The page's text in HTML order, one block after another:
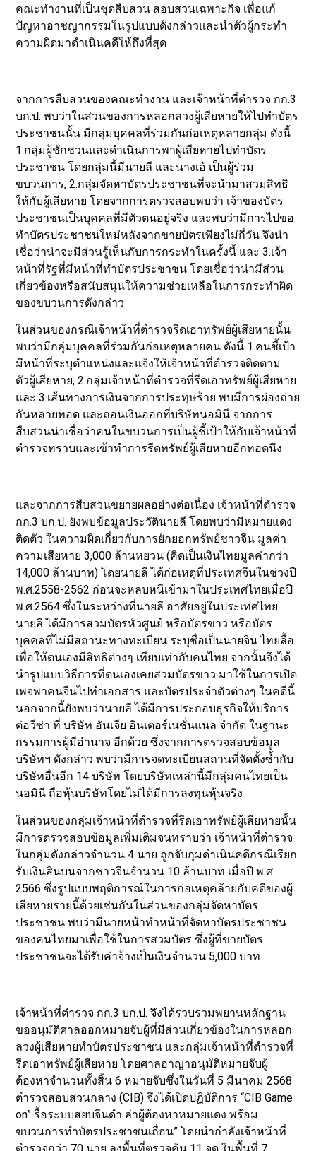
คณะทำงานที่เป็นชุดสืบสวน สอบสวนเฉพาะกิจ เพื่อแก้
ปัญหาอาชญากรรมในรูปแบบดังกล่าวและนำตัวผู้กระทำ
ความผิดมาดำเนินคดีให้ถึงที่สุด
จากการสืบสวนของคณะทำงาน และเจ้าหน้าที่ตำรวจ กก.3
บก.ป. พบว่าในส่วนของการหลอกลวงผู้เสียหายให้ไปทำบัตร
ประชาชนนั้น มีกลุ่มบุคคลที่ร่วมกันก่อเหตุหลายกลุ่ม ดังนี้
1.กลุ่มผู้ชักชวนและดำเนินการพาผู้เสียหายไปทำบัตร
ประชาชน โดยกลุ่มนี้มีนายลี และนางเอ้ เป็นผู้ร่วม
ขบวนการ, 2.กลุ่มจัดหาบัตรประชาชนที่จะนำมาสวมสิทธิ
ให้กับผู้เสียหาย โดยจากการตรวจสอบพบว่า เจ้าของบัตร
ประชาชนเป็นบุคคลที่มีตัวตนอยู่จริง และพบว่ามีการไปขอ
ทำบัตรประชาชนใหม่หลังจากขายบัตรเพียงไม่กี่วัน จึงน่า
เชื่อว่าน่าจะมีส่วนรู้เห็นกับการกระทำในครั้งนี้ และ 3.เจ้า
หน้าที่รัฐที่มีหน้าที่ทำบัตรประชาชน โดยเชื่อว่าน่ามีส่วน
เกี่ยวข้องหรือสนับสนุนให้ความช่วยเหลือในการกระทำผิด
ของขบวนการดังกล่าว
ในส่วนของกรณีเจ้าหน้าที่ตำรวจรีดเอาทรัพย์ผู้เสียหายนั้น
พบว่ามีกลุ่มบุคคลที่ร่วมกันก่อเหตุหลายคน ดังนี้ 1.คนชี้เป้า
มีหน้าที่ระบุตำแหน่งและแจ้งให้เจ้าหน้าที่ตำรวจติดตาม
ตัวผู้เสียหาย, 2.กลุ่มเจ้าหน้าที่ตำรวจที่รีดเอาทรัพย์ผู้เสียหาย
และ 3.เส้นทางการเงินจากการประทุษร้าย พบมีการผ่องถ่าย
กันหลายทอด และถอนเงินออกที่บริษัทนอมินี จากการ
สืบสวนน่าเชื่อว่าคนในขบวนการเป็นผู้ชี้เป้าให้กับเจ้าหน้าที่
ตำรวจทราบและเข้าทำการรีดทรัพย์ผู้เสียหายอีกทอดนึง
และจากการสืบสวนขยายผลอย่างต่อเนื่อง เจ้าหน้าที่ตำรวจ
กก.3 บก.ป. ยังพบข้อมูลประวัตินายลี โดยพบว่ามีหมายแดง
ติดตัว ในความผิดเกี่ยวกับการยักยอกทรัพย์ชาวจีน มูลค่า
ความเสียหาย 3,000 ล้านหยวน (คิดเป็นเงินไทยมูลค่ากว่า
14,000 ล้านบาท) โดยนายลี ได้ก่อเหตุที่ประเทศจีนในช่วงปี
พ.ศ.2558-2562 ก่อนจะหลบหนีเข้ามาในประเทศไทยเมื่อปี
พ.ศ.2564 ซึ่งในระหว่างที่นายลี อาศัยอยู่ในประเทศไทย
นายลี ได้มีการสวมบัตรหัวศูนย์ หรือบัตรขาว หรือบัตร
บุคคลที่ไม่มีสถานะทางทะเบียน ระบุชื่อเป็นนายจิน ไทยลื้อ
เพื่อให้ตนเองมีสิทธิต่างๆ เทียบเท่ากับคนไทย จากนั้นจึงได้
นำรูปแบบวิธีการที่ตนเองเคยสวมบัตรขาว มาใช้ในการเปิด
เพจพาคนจีนไปทำเอกสาร และบัตรประจำตัวต่างๆ ในคดีนี้
นอกจากนี้ยังพบว่านายลี ได้มีการประกอบธุรกิจให้บริการ
ต่อวีซ่า ที่ บริษัท อันเจีย อินเตอร์เนชั่นแนล จำกัด ในฐานะ
กรรมการผู้มีอำนาจ อีกด้วย ซึ่งจากการตรวจสอบข้อมูล
บริษัทฯ ดังกล่าว พบว่ามีการจดทะเบียนสถานที่จัดตั้งซ้ำกับ
บริษัทอื่นอีก 14 บริษัท โดยบริษัทเหล่านี้มีกลุ่มคนไทยเป็น
นอมินี ถือหุ้นบริษัทโดยไม่ได้มีการลงทุนหุ้นจริง
ในส่วนของกลุ่มเจ้าหน้าที่ตำรวจที่รีดเอาทรัพย์ผู้เสียหายนั้น
มีการตรวจสอบข้อมูลเพิ่มเติมจนทราบว่า เจ้าหน้าที่ตำรวจ
ในกลุ่มดังกล่าวจำนวน 4 นาย ถูกจับกุมดำเนินคดีกรณีเรียก
รับเงินสินบนจากชาวจีนจำนวน 10 ล้านบาท เมื่อปี พ.ศ.
2566 ซึ่งรูปแบบพฤติการณ์ในการก่อเหตุคล้ายกับคดีของผู้
เสียหายรายนี้ด้วยเช่นกันในส่วนของกลุ่มจัดหาบัตร
ประชาชน พบว่ามีนายหน้าทำหน้าที่จัดหาบัตรประชาชน
ของคนไทยมาเพื่อใช้ในการสวมบัตร ซึ่งผู้ที่ขายบัตร
ประชาชนจะได้รับค่าจ้างเป็นเงินจำนวน 5,000 บาท
เจ้าหน้าที่ตำรวจ กก.3 บก.ป. จึงได้รวบรวมพยานหลักฐาน
ขออนุมัติศาลออกหมายจับผู้ที่มีส่วนเกี่ยวข้องในการหลอก
ลวงผู้เสียหายทำบัตรประชาชน และกลุ่มเจ้าหน้าที่ตำรวจที่
รีดเอาทรัพย์ผู้เสียหาย โดยศาลอาญาอนุมัติหมายจับผู้
ต้องหาจำนวนทั้งสิ้น 6 หมายจับซึ่งในวันที่ 5 มีนาคม 2568
ตำรวจสอบสวนกลาง (CIB) จึงได้เปิดปฏิบัติการ “CIB Game
on” รื้อระบบสยบจีนดำ ล่าผู้ต้องหาหมายแดง พร้อม
ขบวนการทำบัตรประชาชนเถื่อน” โดยนำกำลังเจ้าหน้าที่
ตำรวจกว่า 70 นาย ลงพื้นที่ตรวจค้น 11 จุด ในพื้นที่ 7